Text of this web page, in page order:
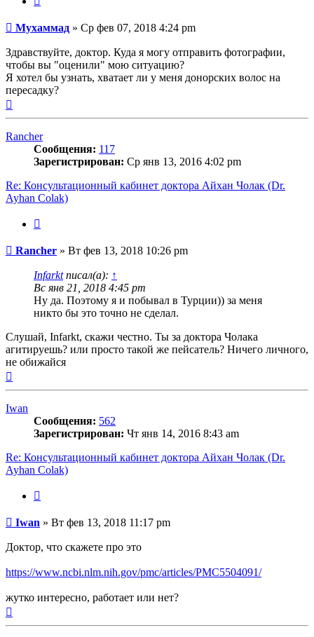
Сообщение
Мухаммад » Ср фев 07, 2018 4:24 pm
Здравствуйте, доктор. Куда я могу отправить фотографии,
чтобы вы "оценили" мою ситуацию?
Я хотел бы узнать, хватает ли у меня донорских волос на
пересадку?
Rancher
Сообщения: 117
Зарегистрирован: Ср янв 13, 2016 4:02 pm
Re: Консультационный кабинет доктора Айхан Чолак (Dr.
Ayhan Colak)
Сообщение
Rancher » Вт фев 13, 2018 10:26 pm
Infarktписал(а): ↑
Вс янв 21, 2018 4:45 pm
Ну да. Поэтому я и побывал в Турции)) за меня
никто бы это точно не сделал.
Слушай, Infarkt, скажи честно. Ты за доктора Чолака
агитируешь? или просто такой же пейсатель? Ничего личного,
не обижайся
Iwan
Сообщения: 562
Зарегистрирован: Чт янв 14, 2016 8:43 am
Re: Консультационный кабинет доктора Айхан Чолак (Dr.
Ayhan Colak)
Сообщение
Iwan » Вт фев 13, 2018 11:17 pm
Доктор, что скажете про это
https://www.ncbi.nlm.nih.gov/pmc/articles/PMC5504091/
жутко интересно, работает или нет?